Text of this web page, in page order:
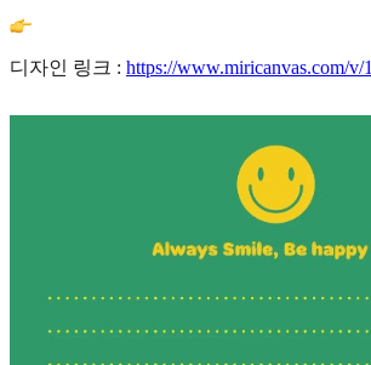
디자인 링크 : https://www.miricanvas.com/v/